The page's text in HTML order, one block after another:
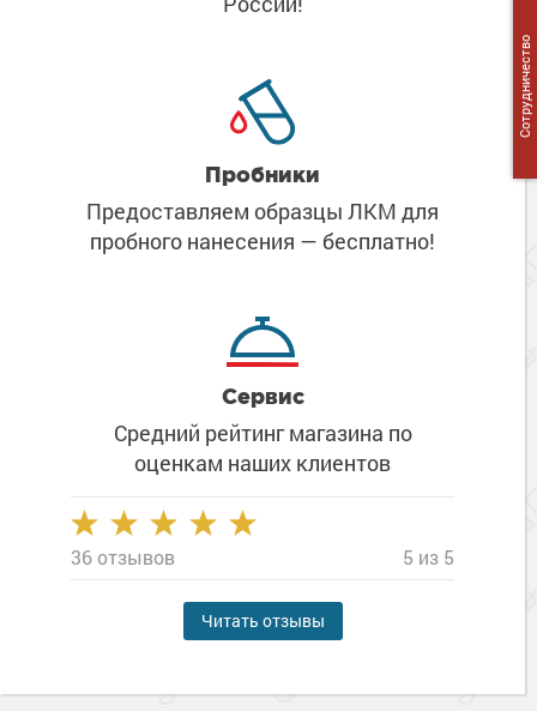
Сопутствующие товары
Морозостойкие краски для металла
Пробники
Предоставляем образцы ЛКМ для
пробного нанесения — бесплатно!
Сервис
Средний рейтинг магазина по
оценкам наших клиентов
36 отзывов 5 из 5
Читать отзывы
Сотрудничество